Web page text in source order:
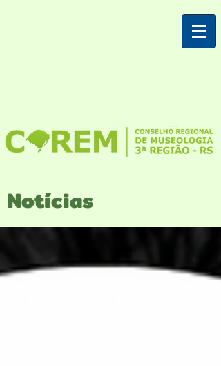
Notícias